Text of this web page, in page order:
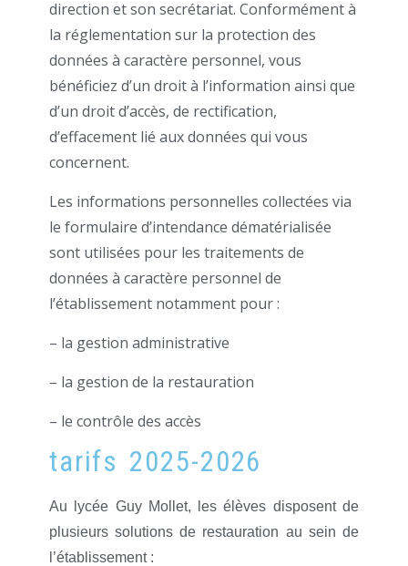
direction et son secrétariat. Conformément à
la réglementation sur la protection des
données à caractère personnel, vous
bénéficiez d’un droit à l’information ainsi que
d’un droit d’accès, de rectification,
d’effacement lié aux données qui vous
concernent.
Les informations personnelles collectées via
le formulaire d’intendance dématérialisée
sont utilisées pour les traitements de
données à caractère personnel de
l’établissement notamment pour :
– la gestion administrative
– la gestion de la restauration
– le contrôle des accès
tarifs 2025-2026
Au lycée Guy Mollet, les élèves disposent de
plusieurs solutions de restauration au sein de
l’établissement :